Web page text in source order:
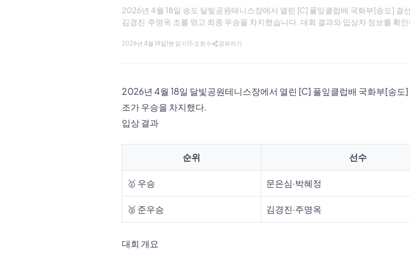
2026년 4월 18일 송도 달빛공원테니스장에서 열린 [C] 풀잎클럽배 국화부[송도] 결
김경진·주명옥 조를 꺾고 최종 우승을 차지했습니다. 대회 결과와 입상자 정보를 확인
2026년 4월 19일1분 읽기15 조회수 공유하기
2026년 4월 18일 달빛공원테니스장에서 열린 [C] 풀잎클럽배 국화부[송도]
조가 우승을 차지했다.
입상 결과
순위 선수
🥇 우승 문은심·박혜정
🥈 준우승 김경진·주명옥
대회 개요